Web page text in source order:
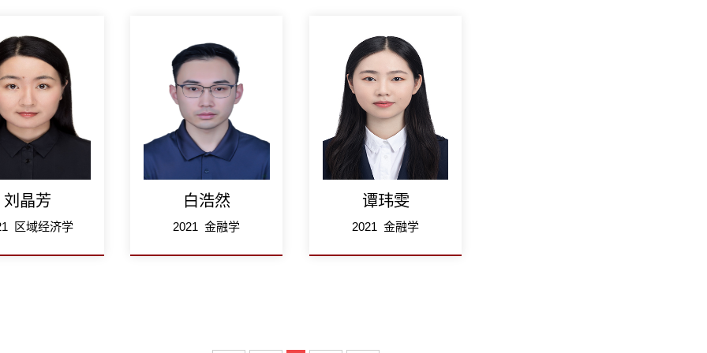
刘晶芳
区域经济学
白浩然
2021 金融学
谭玮雯
2021 金融学